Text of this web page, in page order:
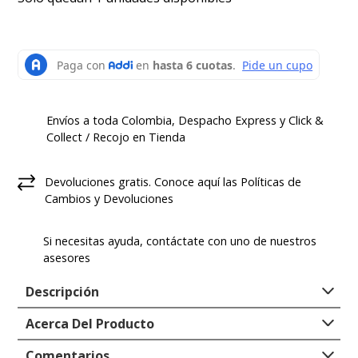
Envíos a toda Colombia, Despacho Express y Click &
Collect / Recojo en Tienda
Devoluciones gratis. Conoce aquí las Políticas de
Cambios y Devoluciones
Si necesitas ayuda, contáctate con uno de nuestros
asesores
Descripción
Hush Puppies llega esta temporada plasmando toda
la moda, estilo y comodidad que necesitas en tu día a
Acerca Del Producto
Colección